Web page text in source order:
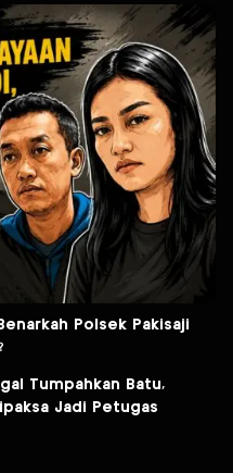
Polsek Pakisaji
Tumpahkan Batu,
Jadi Petugas